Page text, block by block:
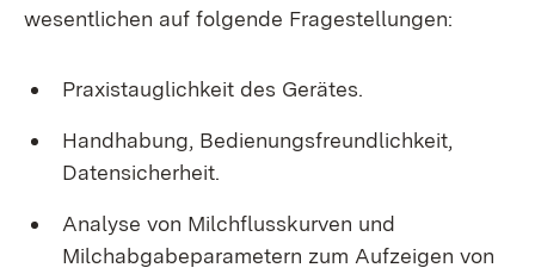
wesentlichen auf folgende Fragestellungen:
Praxistauglichkeit des Gerätes.
Handhabung, Bedienungsfreundlichkeit,
Datensicherheit.
Analyse von Milchflusskurven und
Milchabgabeparametern zum Aufzeigen von